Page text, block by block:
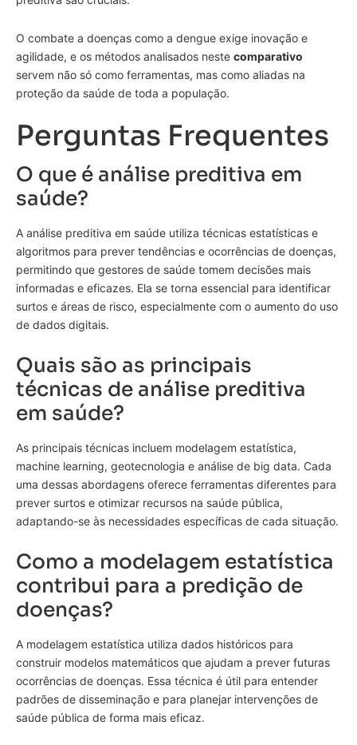
O combate a doenças como a dengue exige inovação e
agilidade, e os métodos analisados neste comparativo
servem não só como ferramentas, mas como aliadas na
proteção da saúde de toda a população.
Perguntas Frequentes
O que é análise preditiva em
saúde?
A análise preditiva em saúde utiliza técnicas estatísticas e
algoritmos para prever tendências e ocorrências de doenças,
permitindo que gestores de saúde tomem decisões mais
informadas e eficazes. Ela se torna essencial para identificar
surtos e áreas de risco, especialmente com o aumento do uso
de dados digitais.
Quais são as principais
técnicas de análise preditiva
em saúde?
As principais técnicas incluem modelagem estatística,
machine learning, geotecnologia e análise de big data. Cada
uma dessas abordagens oferece ferramentas diferentes para
prever surtos e otimizar recursos na saúde pública,
adaptando-se às necessidades específicas de cada situação.
Como a modelagem estatística
contribui para a predição de
doenças?
A modelagem estatística utiliza dados históricos para
construir modelos matemáticos que ajudam a prever futuras
ocorrências de doenças. Essa técnica é útil para entender
padrões de disseminação e para planejar intervenções de
saúde pública de forma mais eficaz.